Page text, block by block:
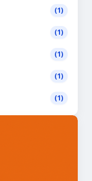
(1)
(1)
(1)
(1)
(1)